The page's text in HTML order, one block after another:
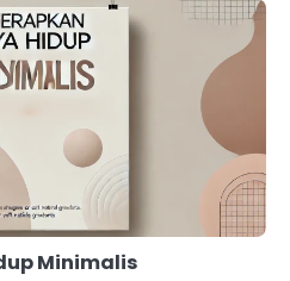
Minimalis